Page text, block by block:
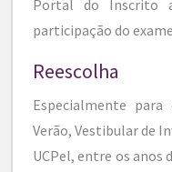
Portal do Inscrito
participação do
Reescolha
Especialmente
Verão, Vestibular de
UCPel, entre os anos